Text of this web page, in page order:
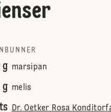
g marsipan
g melis
Dr. Oetker Rosa